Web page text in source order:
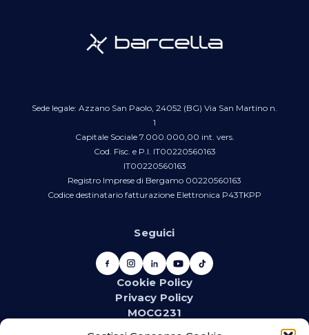
Sede legale: Azzano San Paolo, 24052 (BG) Via San Martino n.
1
Capitale Sociale 7.000.000,00 int. vers.
Cod. Fisc. e P.I. IT00220560163
IT00220560163
Registro Imprese di Bergamo 00220560163
Codice destinatario fatturazione Elettronica P43TKPP
Seguici
Cookie Policy
Privacy Policy
MOCG231